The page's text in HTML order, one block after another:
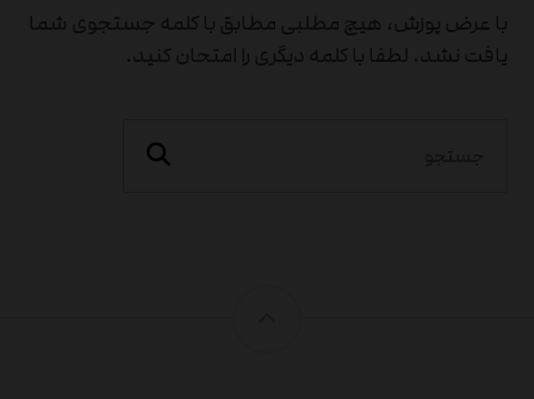
با عرض پوزش، هیچ مطلبی مطابق با کلمه جستجوی شما
یافت نشد. لطفا با کلمه دیگری را امتحان کنید.